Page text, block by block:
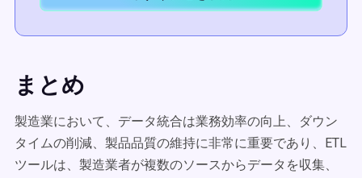
まとめ
製造業において、データ統合は業務効率の向上、ダウン
タイムの削減、製品品質の維持に非常に重要であり、ETL
ツールは、製造業者が複数のソースからデータを収集、